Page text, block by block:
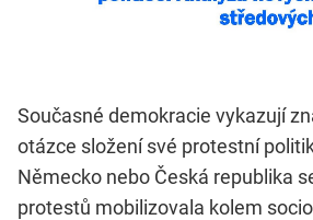
Současné demokracie vykazují
otázce složení své protestní
Německo nebo Česká republika
protestů mobilizovala kolem